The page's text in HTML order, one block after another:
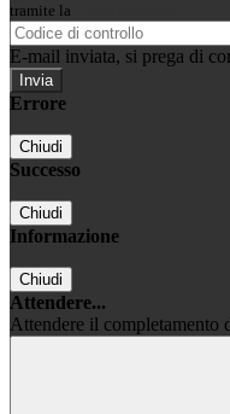
tramite la
E-mail inviata, si prega di
Errore
Chiudi
Successo
Chiudi
Informazione
Chiudi
Attendere...
Attendere il completamento